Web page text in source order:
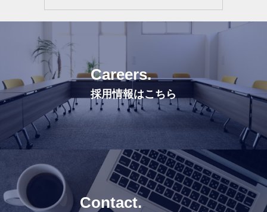
Careers.
採用情報はこちら
Contact.